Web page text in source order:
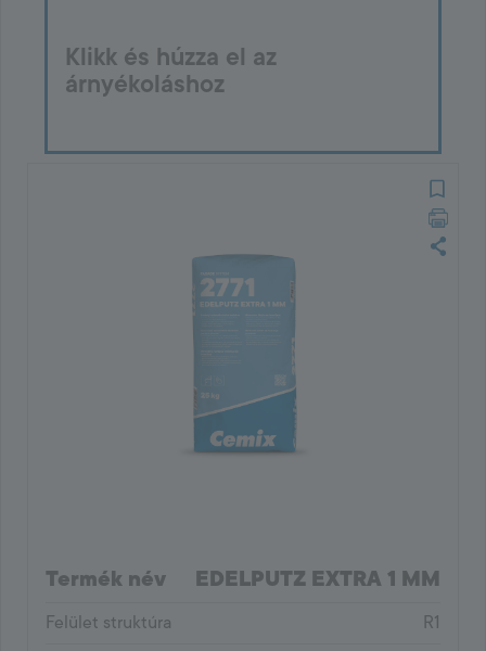
Klikk és húzza el az
árnyékoláshoz
Termék név EDELPUTZ EXTRA 1 MM
Felület struktúra
R1